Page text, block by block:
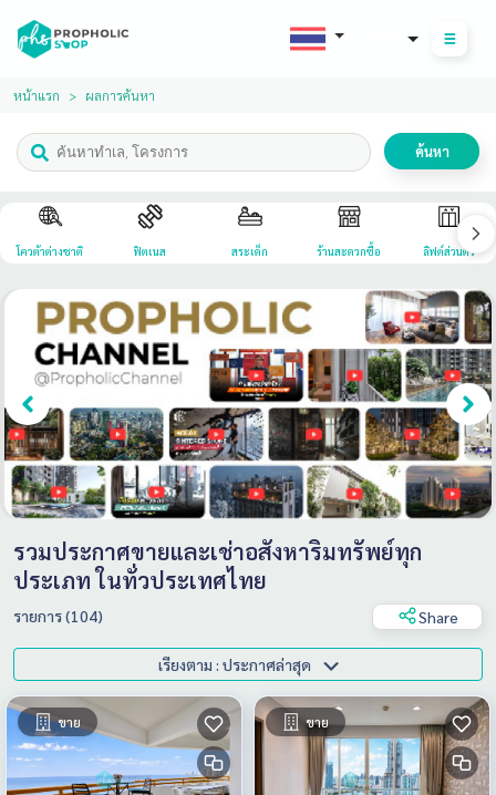
หน้าแรก ผลการค้นหา
ค้นหา
โควต้าต่างชาติ ฟิตเนส สระเด็ก ร้านสะดวกซื้อ ลิฟต์ส่วนตัว
รวมประกาศขายและเช่าอสังหาริมทรัพย์ทุก
ประเภท ในทั่วประเทศไทย
รายการ (104) Share
เรียงตาม : ประกาศล่าสุด
ขาย ขาย